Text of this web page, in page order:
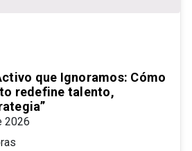
que Ignoramos: Cómo
redefine talento,
2026